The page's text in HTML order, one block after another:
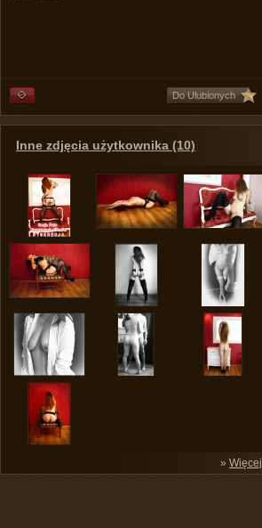
Do Ulubionych
Inne zdjęcia użytkownika (10)
» Więcej